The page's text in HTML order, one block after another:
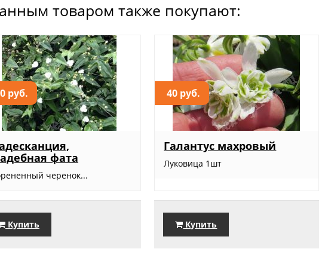
товаром также покупают:
руб.
фата
черенок...
Купить
40 руб.
Галантус махровый
Луковица 1шт
Купить